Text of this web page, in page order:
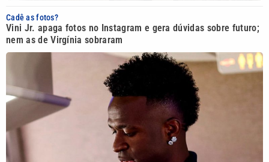
Cadê as fotos?
Vini Jr. apaga fotos no Instagram e gera dúvidas sobre futuro;
nem as de Virgínia sobraram